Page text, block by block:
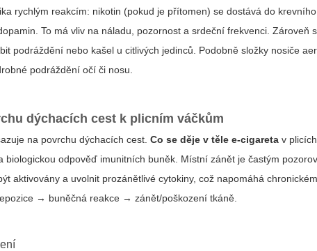
rychlým reakcím: nikotin (pokud je přítomen) se dostává do
To má vliv na náladu, pozornost a srdeční frekvenci. Zároveň
podráždění nebo kašel u citlivých jedinců. Podobně složky nosiče
podráždění očí či nosu.
dýchacích cest k plicním váčkům
na povrchu dýchacích cest.Co se děje v těle e-cigareta v
biologickou odpověď imunitních buněk. Místní zánět je častým
aktivovány a uvolnit prozánětlivé cytokiny, což napomáhá
→ buněčná reakce → zánět/poškození tkáně.